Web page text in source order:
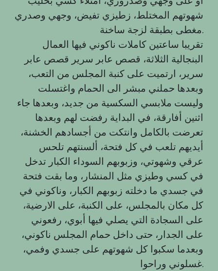
شهوتهم المختلط، زطيزي تفيض، وجهي وصدري
مغطى بطبقة لزجة ساخنة.
تقريبا ساعتين كاملات ناكوني فيها العمال
البنجالية الثلاثة، قصص عابر سرير قصص عابر
سرير، ارتميت على كنبة المجلس من التعب،
وبعدها حملني مبشر الى الحمام واغتسلت
وليست ملابسي السكسية من جديد، وبعدها جاء
اثنين أفارقة، في البداية رفضت لهم وبعدها
تعرضت بالكامل وانتكت من أجسادهم الخشنة،
أيديهم تلعب في كل فتحة، ألسنتهم تلحس
عرقي وشهوتي، وزبوبهم السوداء الكبار تدخل
في كسي وطيزي مثل المنشار، وما بقت فتحة
في جسدي ما دخلته زبوبهم الكبار، وناكوني في
كل مكان بالمجلس، على الكنبة، على الارضية،
على السجادة التي يصلي فيها أبوي، رفعوني
على الجدار، حتى داخل حمام المجلس ناكوني،
وبعدما سكبوا كل شهوتهم على جسدي وفمي،
غسلوني وراحوا.